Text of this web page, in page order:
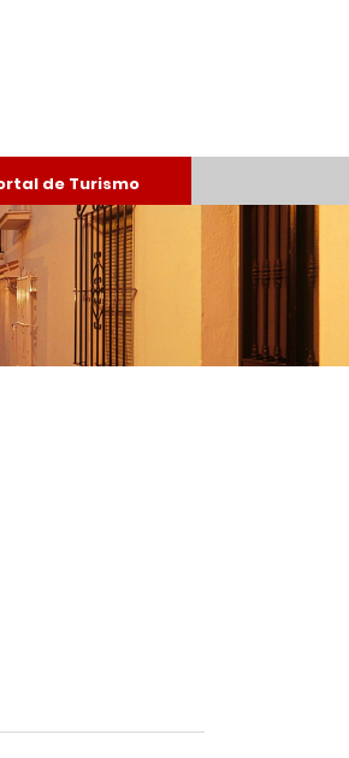
de Turismo